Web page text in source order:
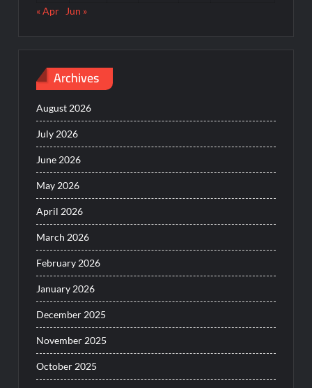
« Apr Jun »
Archives
August 2026
July 2026
June 2026
May 2026
April 2026
March 2026
February 2026
January 2026
December 2025
November 2025
October 2025